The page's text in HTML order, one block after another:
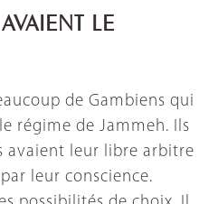
LE
de Gambiens qui
régime de Jammeh. Ils
avaient leur libre arbitre
leur conscience.